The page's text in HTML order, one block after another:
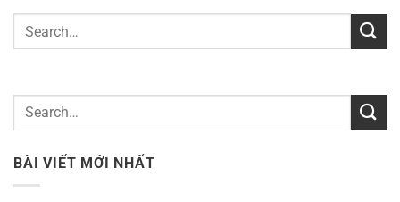
BÀI VIẾT MỚI NHẤT